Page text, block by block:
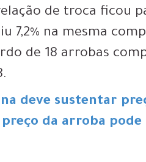
de troca ficou
7,2% na mesma
de 18 arrobas
deve sustentar
da arroba pode